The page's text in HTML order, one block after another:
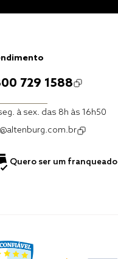
729 1588
à sex. das 8h às 16h50
Quero ser um franqueado